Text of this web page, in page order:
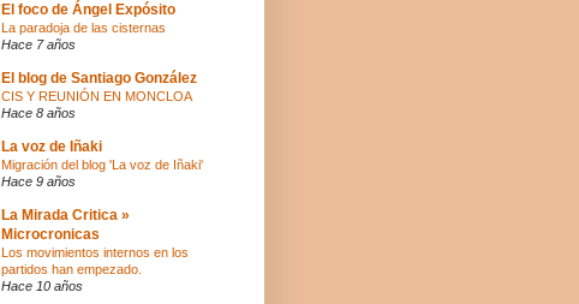
El foco de Ángel Expósito
La paradoja de las cisternas
Hace 7 años
El blog de Santiago González
CIS Y REUNIÓN EN MONCLOA
Hace 8 años
La voz de Iñaki
Migración del blog 'La voz de Iñaki'
Hace 9 años
La Mirada Critica »
Microcronicas
Los movimientos internos en los
partidos han empezado.
Hace 10 años